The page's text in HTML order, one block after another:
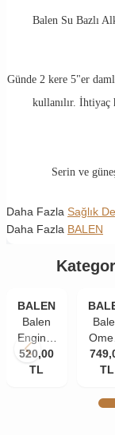
Balen Su Bazlı
Günde 2 kere 5"er
kullanılır. İhtiyaç
Serin ve
Daha Fazla Sağlık
Daha Fazla BALEN
BALEN
Balen
Enginar
Plus
Kapsül
520,00
TL
3
TL